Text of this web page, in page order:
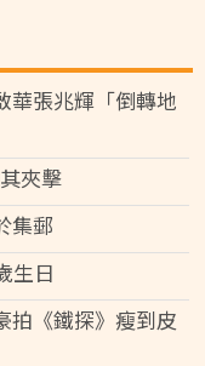
華張兆輝「倒轉地
夾擊
集郵
生日
拍《鐵探》瘦到皮